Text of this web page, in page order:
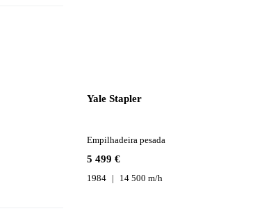
Yale Stapler
5 499 €
Empilhadeira pesada
1984 14 500 m/h